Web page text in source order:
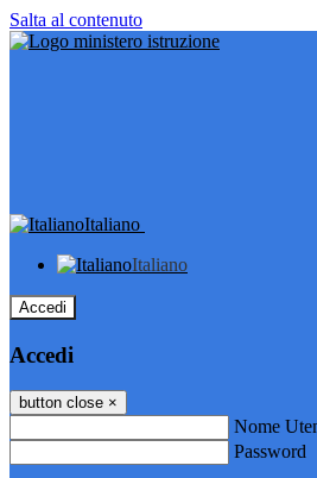
Salta al contenuto
Italiano
Italiano
Accedi
Accedi
button close ×
Nome
Password